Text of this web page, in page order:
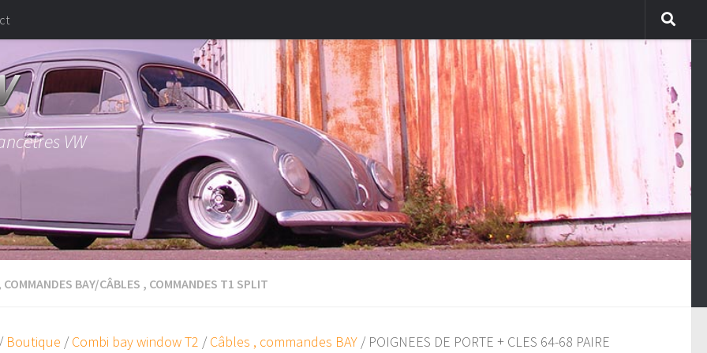
VW
COMMANDES BAY/CÂBLES , COMMANDES T1 SPLIT
/ Boutique /Combi bay window T2 /Câbles , commandes BAY / POIGNEES DE PORTE + CLES 64-68 PAIRE